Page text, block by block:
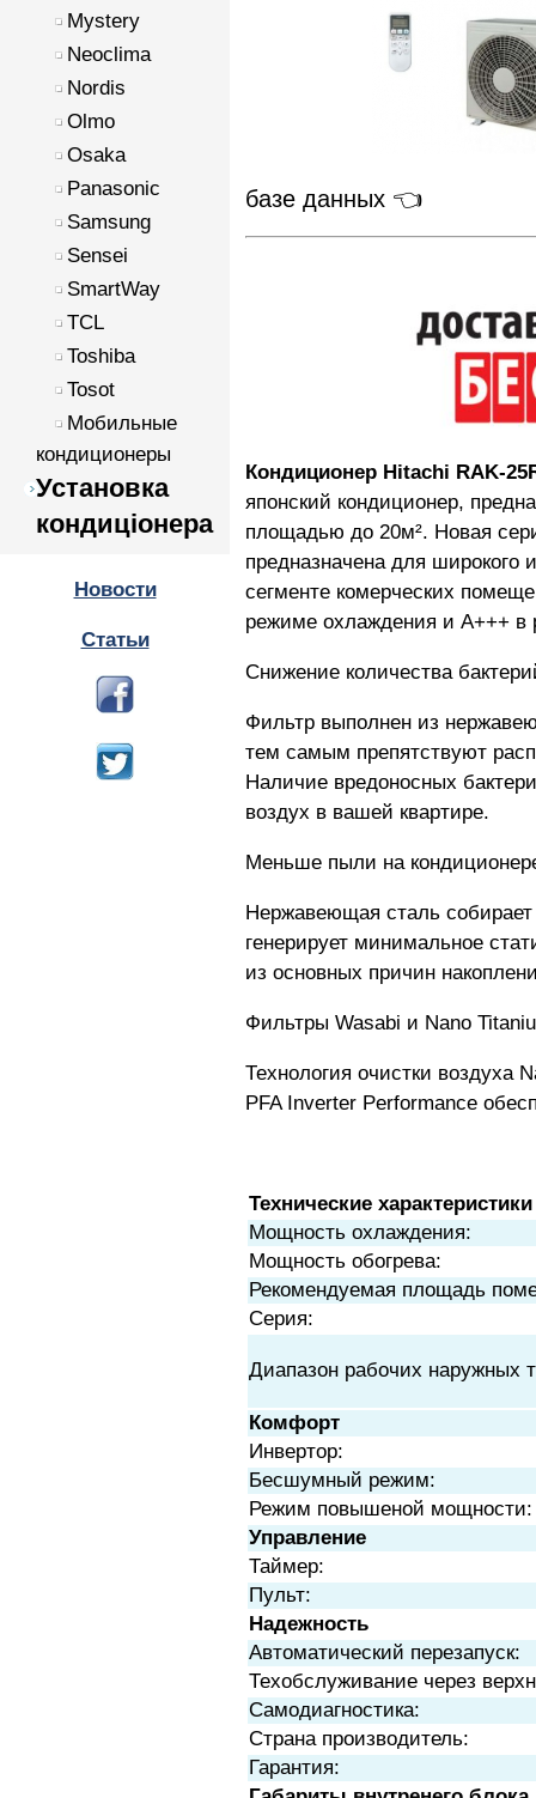
Mystery
Neoclima
Nordis
Olmo
Osaka
Panasonic
Samsung
Sensei
SmartWay
TCL
Toshiba
Tosot
Мобильные
кондиционеры
Установка
кондиціонера
Новости
Статьи
базе данных 👈
Кондиционер Hitachi RAK-
японский кондиционер,
площадью до 20м². Новая
предназначена для широкого
сегменте комерческих
режиме охлаждения и A+++ в
Снижение количества
Фильтр выполнен из
тем самым препятствуют
Наличие вредоносных
воздух в вашей квартире.
Меньше пыли на
Нержавеющая сталь
генерирует минимальное
из основных причин
Фильтры Wasabi и Nano
Технология очистки воздуха
PFA Inverter Performance
Технические характеристики
Мощность охлаждения:
Мощность обогрева:
Рекомендуемая площадь
Серия:
Диапазон рабочих наружных
Комфорт
Инвертор:
Бесшумный режим:
Режим повышеной мощности:
Управление
Таймер:
Пульт:
Надежность
Автоматический перезапуск:
Техобслуживание через
Самодиагностика:
Страна производитель:
Гарантия: